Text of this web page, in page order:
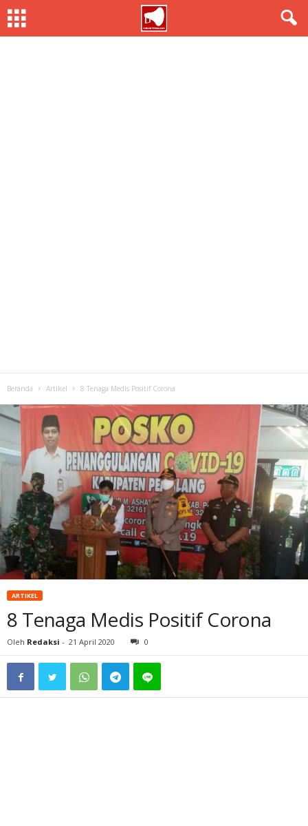
Beranda Artikel 8 Tenaga Medis Positif Corona
ARTIKEL
8 Tenaga Medis Positif Corona
Oleh Redaksi - 21 April 2020 0